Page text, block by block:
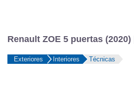
Renault ZOE 5 puertas (2020) |
Exteriores Interiores Técnicas